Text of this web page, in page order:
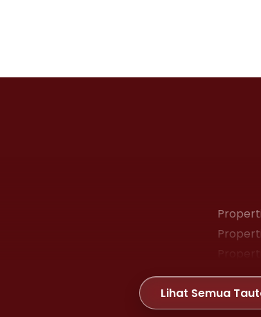
Properti
Lihat Semua